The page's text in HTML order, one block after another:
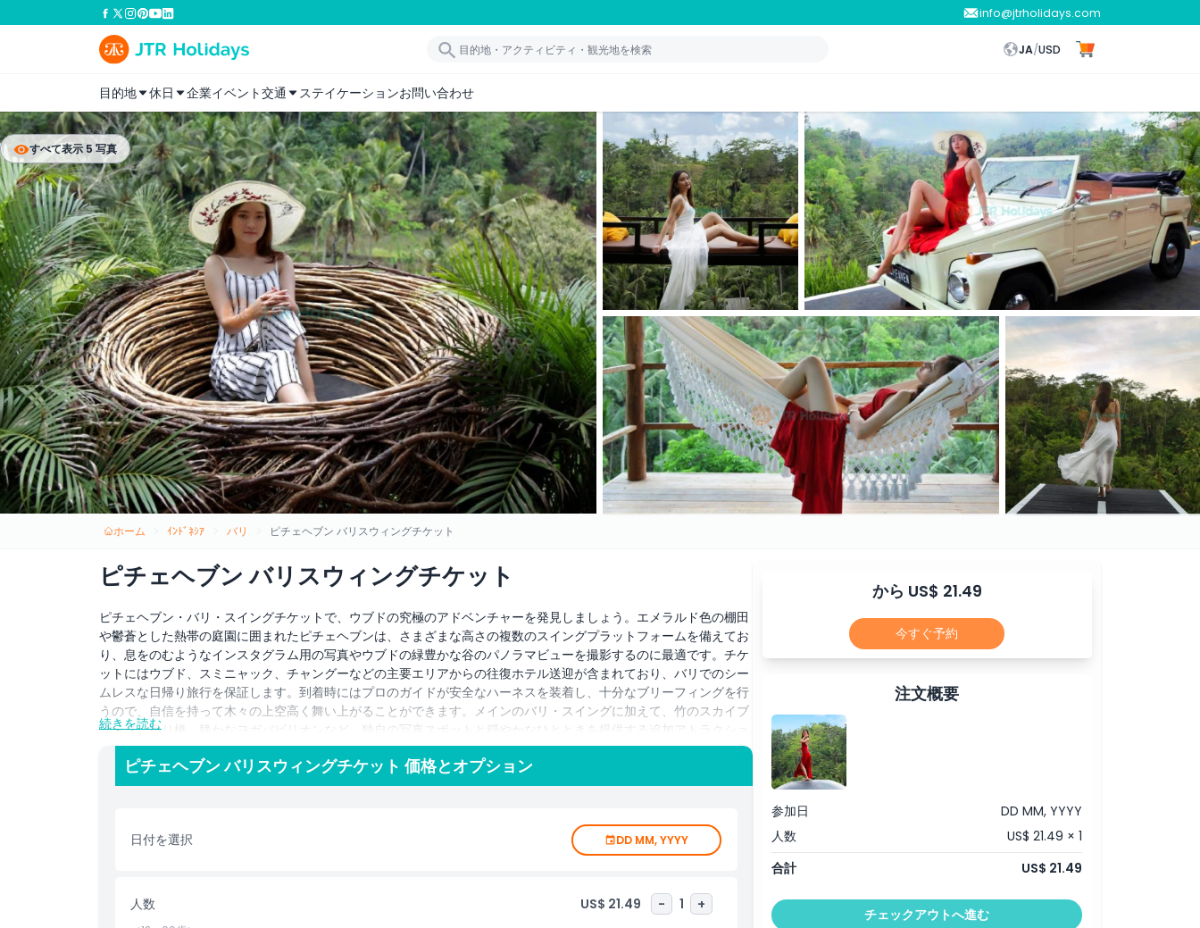
info@jtrholidays.com
JA/USD
目的地 休日 企業イベント交通 ステイケーションお問い合わせ
すべて表示 5 写真
ホーム ｲﾝﾄﾞﾈｼｱ バリ ピチェヘブン バリスウィングチケット
ピチェヘブン バリスウィングチケット
ピチェヘブン・バリ・スイングチケットで、ウブドの究極のアドベンチャーを発見しましょう。エメラルド色の棚田
や鬱蒼とした熱帯の庭園に囲まれたピチェヘブンは、さまざまな高さの複数のスイングプラットフォームを備えてお
り、息をのむようなインスタグラム用の写真やウブドの緑豊かな谷のパノラマビューを撮影するのに最適です。チケ
ットにはウブド、スミニャック、チャングーなどの主要エリアからの往復ホテル送迎が含まれており、バリでのシー
ムレスな日帰り旅行を保証します。到着時にはプロのガイドが安全なハーネスを装着し、十分なブリーフィングを行
うので、自信を持って木々の上空高く舞い上がることができます。メインのバリ・スイングに加えて、竹のスカイブ
リッジ、吊り橋、静かなヨガパビリオンなど、独自の写真スポットと穏やかなひとときを提供する追加アトラクショ
ンもお楽しみいただけます。スリル満点のスイング体験の後は、ピチェヘブンの風光明媚なガーデンエリアでくつろ
ぎ、さっぱりとしたココナッツウォーターを飲んだり、ヘルシーな地元の軽食をつまんだり、手作りのバリ製品が並
ぶ敷地内の土産物店を見て回ったりできます。すべての撮影スポットへ無制限にアクセスでき、プロの写真撮影アシ
スリルを求めるアドレナリン愛好者でも、完璧な一枚を狙う写真愛好家でも、ピチェヘブン・バリ・スイング体験は
バリで必ず訪れるべき屋外アクティビティです。今すぐピチェヘブン・バリ・スイングチケットを予約して、興奮、
続きを読む
ピチェヘブン バリスウィングチケット 価格とオプション
日付を選択 DD MM, YYYY
人数 US$ 21.49 - 1 +
から US$ 21.49
今すぐ予約
注文概要
参加日
DD MM, YYYY
人数
US$ 21.49 × 1
合計
US$ 21.49
チェックアウトへ進む